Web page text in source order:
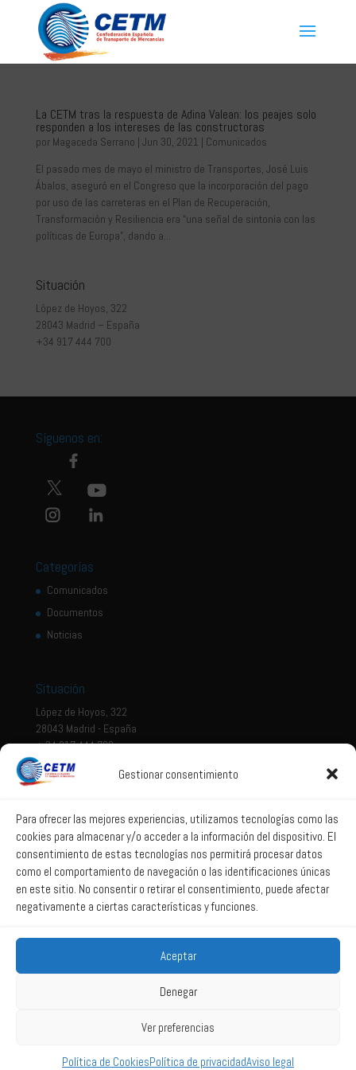
Gestionar consentimiento
Para ofrecer las mejores experiencias, utilizamos tecnologías como las
cookies para almacenar y/o acceder a la información del dispositivo. El
consentimiento de estas tecnologías nos permitirá procesar datos
como el comportamiento de navegación o las identificaciones únicas
en este sitio. No consentir o retirar el consentimiento, puede afectar
negativamente a ciertas características y funciones.
Aceptar
Denegar
Ver preferencias
Política de CookiesPolítica de privacidadAviso legal
La CETM tras la respuesta de Adina Valean: los peajes solo
responden a los intereses de las constructoras
por Magaceda Serrano | Jun 30, 2021 | Comunicados
El pasado mes de mayo el ministro de Transportes, José Luis
Ábalos, aseguró en el Congreso que la incorporación del pago
por uso de las carreteras en el Plan de Recuperación,
Transformación y Resiliencia era “una señal de sintonía con las
políticas de Europa”, dando a...
Situación
López de Hoyos, 322
28043 Madrid – España
+34 917 444 700
Síguenos en:
Categorías
Comunicados
Documentos
Noticias
Situación
López de Hoyos, 322
28043 Madrid - España
+ 34 917 444 700
Aviso legal
Política de privacidad
Política de Sistema Interno de Información
Política de Cookies
Correo web
2025 All Rights Reserved CETM -Powered by La web lúcida